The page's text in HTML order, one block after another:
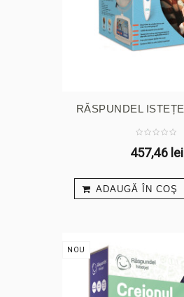
RĂSPUNDEL
457,46 lei
ADAUGĂ ÎN COŞ
NOU